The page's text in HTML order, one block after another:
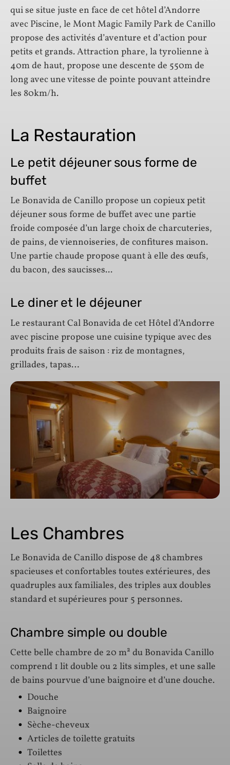
qui se situe juste en face de cet hôtel d’Andorre
avec Piscine, le Mont Magic Family Park de Canillo
propose des activités d’aventure et d’action pour
petits et grands. Attraction phare, la tyrolienne à
40m de haut, propose une descente de 550m de
long avec une vitesse de pointe pouvant atteindre
les 80km/h.
La Restauration
Le petit déjeuner sous forme de
buffet
Le Bonavida de Canillo propose un copieux petit
déjeuner sous forme de buffet avec une partie
froide composée d’un large choix de charcuteries,
de pains, de viennoiseries, de confitures maison.
Une partie chaude propose quant à elle des œufs,
du bacon, des saucisses...
Le diner et le déjeuner
Le restaurant Cal Bonavida de cet Hôtel d’Andorre
avec piscine propose une cuisine typique avec des
produits frais de saison : riz de montagnes,
grillades, tapas…
Les Chambres
Le Bonavida de Canillo dispose de 48 chambres
spacieuses et confortables toutes extérieures, des
quadruples aux familiales, des triples aux doubles
standard et supérieures pour 5 personnes.
Chambre simple ou double
Cette belle chambre de 20 m² du Bonavida Canillo
comprend 1 lit double ou 2 lits simples, et une salle
de bains pourvue d’une baignoire et d’une douche.
Douche
Baignoire
Sèche-cheveux
Articles de toilette gratuits
Toilettes